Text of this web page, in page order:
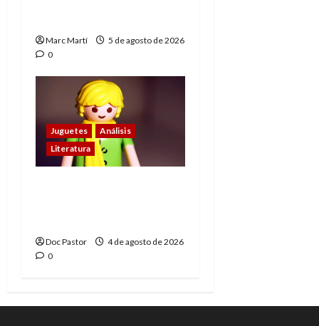
Marc Martí
5 de agosto de 2026
0
Juguetes
Análisis
Literatura
Doc Pastor
4 de agosto de 2026
0